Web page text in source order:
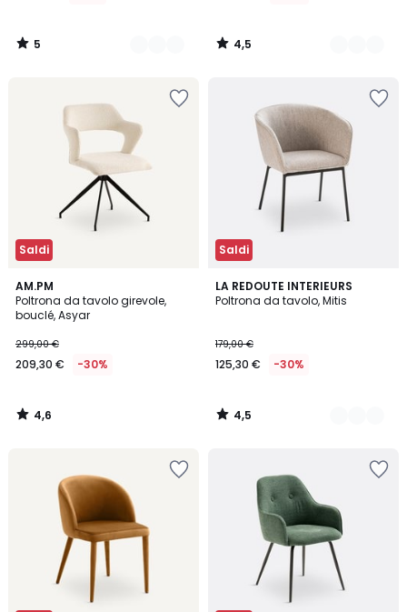
279,00
€
applicato.
5
/
4,5
/
Saldi
AM.PM
Poltrona da tavolo girevole,
bouclé, Asyar
299,00 €
209,30 € -30%
4,6
/ 5
4,6
/
Saldi
LA REDOUTE INTERIEURS
Poltrona da tavolo, Mitis
179,00 €
125,30 € -30%
4,5
/ 5
2
Colori
4,5
/